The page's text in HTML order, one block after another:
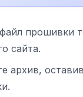
прошивки
сайта.
архив,